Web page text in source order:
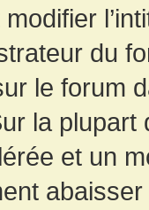
du
le forum
la
et un